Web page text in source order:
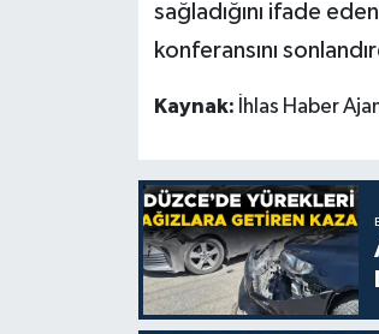
sağladığını ifade
konferansını
Kaynak: İhlas Haber